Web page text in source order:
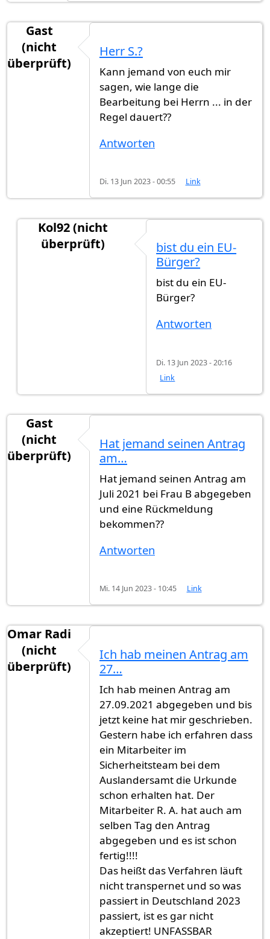
Gast
(nicht
überprüft)
Herr S.?
Kann jemand von euch mir
sagen, wie lange die
Bearbeitung bei Herrn ... in der
Regel dauert??
Antworten
Di. 13 Jun 2023 - 00:55 Link
Kol92 (nicht
überprüft)
von Gast (nicht überprüft)
bist du ein EU-
Bürger?
bist du ein EU-
Bürger?
Antworten
Di. 13 Jun 2023 - 20:16
Link
Gast
(nicht
überprüft)
Hat jemand seinen Antrag
am…
Hat jemand seinen Antrag am
Juli 2021 bei Frau B abgegeben
und eine Rückmeldung
bekommen??
Antworten
Mi. 14 Jun 2023 - 10:45 Link
Omar Radi
(nicht
überprüft)
Ich hab meinen Antrag am
27…
Ich hab meinen Antrag am
27.09.2021 abgegeben und bis
jetzt keine hat mir geschrieben.
Gestern habe ich erfahren dass
ein Mitarbeiter im
Sicherheitsteam bei dem
Auslandersamt die Urkunde
schon erhalten hat. Der
Mitarbeiter R. A. hat auch am
selben Tag den Antrag
abgegeben und es ist schon
fertig!!!!
Das heißt das Verfahren läuft
nicht transpernet und so was
passiert in Deutschland 2023
passiert, ist es gar nicht
akzeptiert! UNFASSBAR